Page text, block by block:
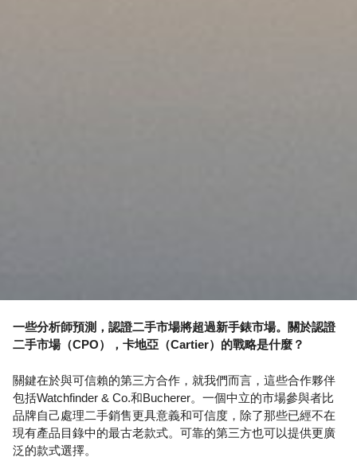
一些分析師預測，認證二手市場將超過新手錶市場。關於認證
二手市場（CPO），卡地亞（Cartier）的戰略是什麼？
關鍵在於與可信賴的第三方合作，就我們而言，這些合作夥伴
包括Watchfinder & Co.和Bucherer。一個中立的市場參與者比
品牌自己處理二手銷售更具意義和可信度，除了那些已經不在
現有產品目錄中的最古老款式。可靠的第三方也可以提供更廣
泛的款式選擇。